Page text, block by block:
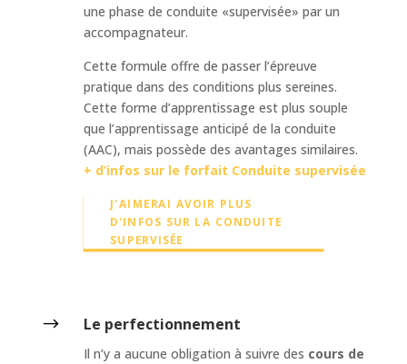
une phase de conduite «supervisée» par un
accompagnateur.
Cette formule offre de passer l’épreuve
pratique dans des conditions plus sereines.
Cette forme d’apprentissage est plus souple
que l’apprentissage anticipé de la conduite
(AAC), mais possède des avantages similaires.
+ d’infos sur le forfait Conduite supervisée
J'AIMERAI AVOIR PLUS
D'INFOS SUR LA CONDUITE
SUPERVISÉE
$ Le perfectionnement
Il n’y a aucune obligation à suivre des cours de